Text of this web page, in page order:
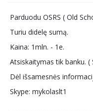
Parduodu OSRS ( Old
Turiu didelę sumą.
Kaina: 1mln. - 1e.
Atsiskaitymas tik banku. (
Dėl išsamesnės
Skype: mykolaslt1